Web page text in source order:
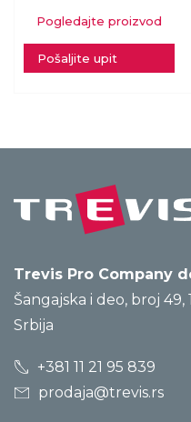
Pogledajte proizvod
Pošaljite upit
Trevis Pro Company
Šangajska i deo, broj 49,
Srbija
+381 11 21 95 839
prodaja@trevis.rs